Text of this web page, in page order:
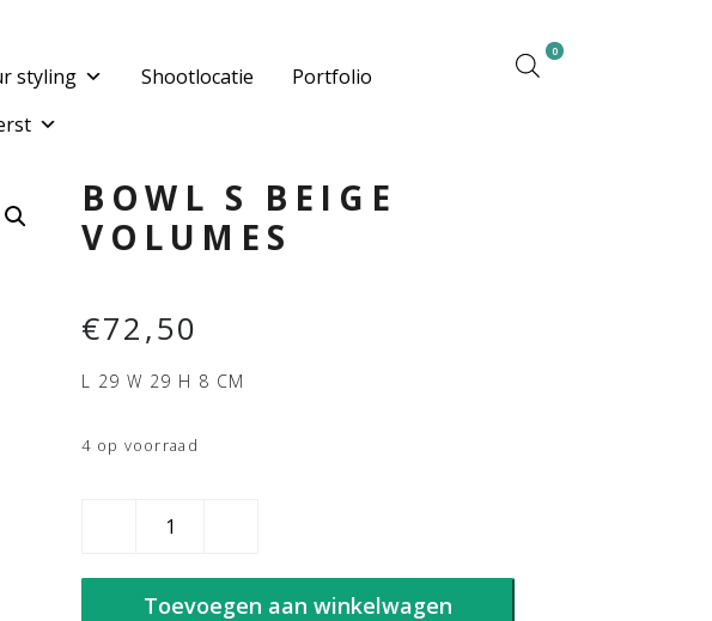
styling Shootlocatie
Portfolio
0
BOWL S BEIGE
VOLUMES
€72,50
L 29 W 29 H 8 CM
4 op voorraad
Toevoegen aan winkelwagen